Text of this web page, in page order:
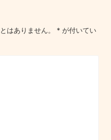
はありません。 * が付いてい